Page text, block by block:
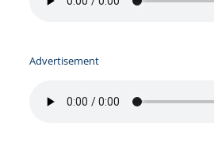
Advertisement